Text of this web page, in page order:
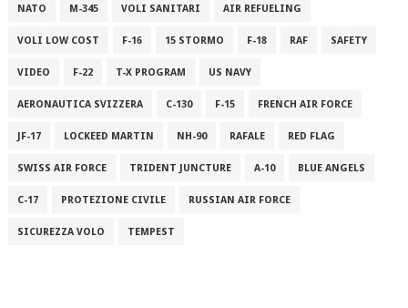
NATO M-345 VOLI SANITARI AIR REFUELING
VOLI LOW COST F-16 15 STORMO F-18 RAF SAFETY
VIDEO F-22 T-X PROGRAM US NAVY
AERONAUTICA SVIZZERA C-130 F-15 FRENCH AIR FORCE
JF-17 LOCKEED MARTIN NH-90 RAFALE RED FLAG
SWISS AIR FORCE TRIDENT JUNCTURE A-10 BLUE ANGELS
C-17 PROTEZIONE CIVILE RUSSIAN AIR FORCE
SICUREZZA VOLO TEMPEST